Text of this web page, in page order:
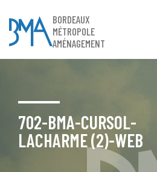
BORDEAUX
MÉTROPOLE
AMÉNAGEMENT
702-BMA-CURSOL-
LACHARME (2)-WEB